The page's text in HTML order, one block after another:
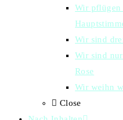
Wir pflügen
Wir sind
Wir sind
Rose
Wir weihn
Close